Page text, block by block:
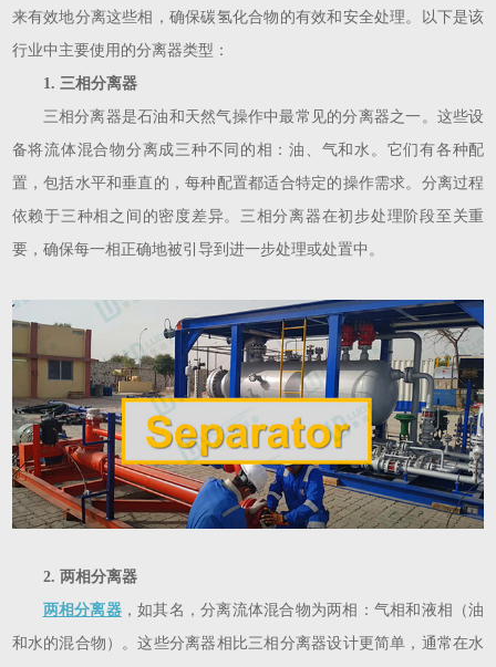
来有效地分离这些相，确保碳氢化合物的有效和安全处理。以下是该
行业中主要使用的分离器类型：
1. 三相分离器
三相分离器是石油和天然气操作中最常见的分离器之一。这些设
备将流体混合物分离成三种不同的相：油、气和水。它们有各种配
置，包括水平和垂直的，每种配置都适合特定的操作需求。分离过程
依赖于三种相之间的密度差异。三相分离器在初步处理阶段至关重
要，确保每一相正确地被引导到进一步处理或处置中。
2. 两相分离器
两相分离器，如其名，分离流体混合物为两相：气相和液相（油
和水的混合物）。这些分离器相比三相分离器设计更简单，通常在水